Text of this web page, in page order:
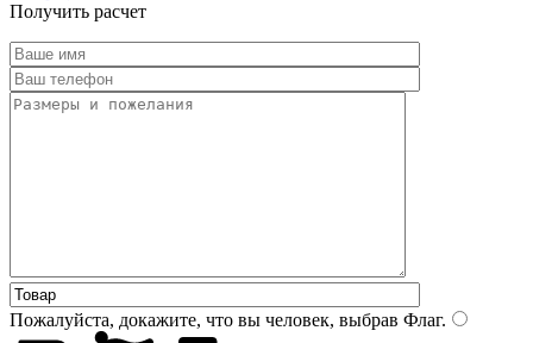
Получить расчет
Пожалуйста, докажите, что вы человек, выбрав Флаг.